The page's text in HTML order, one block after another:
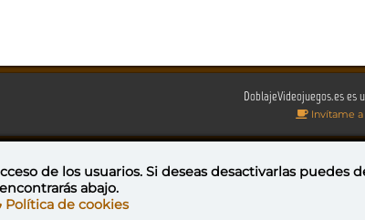
DoblajeVideojuegos.es
Invítame a
NoComercial-CompartirIgual 4.0 Internacional
de los usuarios. Si deseas desactivarlas puedes
encontrarás abajo.
Política de cookies